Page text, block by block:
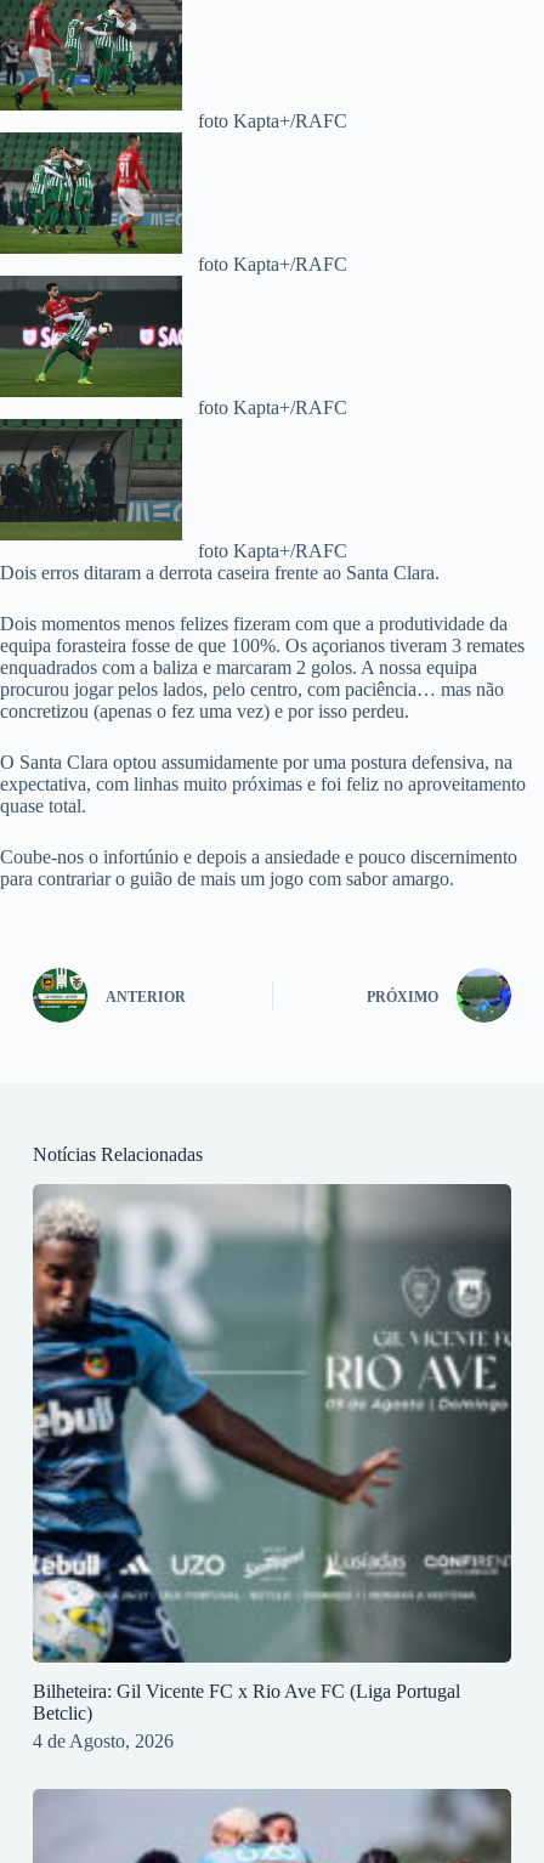
foto Kapta+/RAFC
foto Kapta+/RAFC
foto Kapta+/RAFC
foto Kapta+/RAFC
Dois erros ditaram a derrota caseira frente ao Santa Clara.
Dois momentos menos felizes fizeram com que a produtividade da
equipa forasteira fosse de que 100%. Os açorianos tiveram 3 remates
enquadrados com a baliza e marcaram 2 golos. A nossa equipa
procurou jogar pelos lados, pelo centro, com paciência… mas não
concretizou (apenas o fez uma vez) e por isso perdeu.
O Santa Clara optou assumidamente por uma postura defensiva, na
expectativa, com linhas muito próximas e foi feliz no aproveitamento
quase total.
Coube-nos o infortúnio e depois a ansiedade e pouco discernimento
para contrariar o guião de mais um jogo com sabor amargo.
ANTERIOR PRÓXIMO
Notícias Relacionadas
Bilheteira: Gil Vicente FC x Rio Ave FC (Liga Portugal
Betclic)
4 de Agosto, 2026